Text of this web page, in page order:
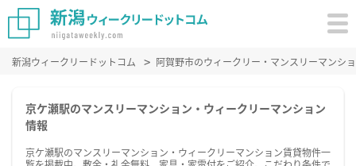
新潟ウィークリードットコム 阿賀野市のウィークリー・マンスリーマンシ
京ケ瀬駅のマンスリーマンション・ウィークリーマンション
情報
京ケ瀬駅のマンスリーマンション・ウィークリーマンション賃貸物件一